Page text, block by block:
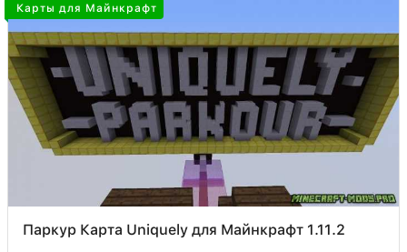
Карты для Майнкрафт
Паркур Карта Uniquely для Майнкрафт 1.11.2